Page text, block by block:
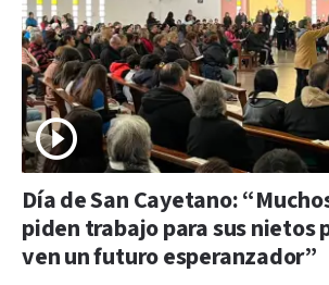
Día de San Cayetano:
piden trabajo para sus nietos
ven un futuro esperanzador”